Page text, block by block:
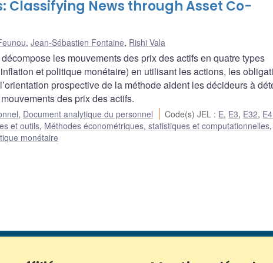
Classifying News through Asset Co-
, Jean-Sébastien Fontaine, Rishi Vala
les mouvements des prix des actifs en quatre types
et politique monétaire) en utilisant les actions, les
prospective de la méthode aident les décideurs à
des prix des actifs.
, Document analytique du personnel Code(s) JEL : E, E3, E32, E4
et outils, Méthodes économétriques, statistiques et computationnelles,
monétaire